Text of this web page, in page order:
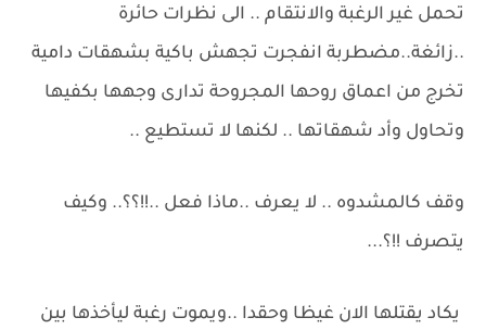
تحمل غير الرغبة والانتقام .. الى نظرات حائرة
..زائغة..مضطربة انفجرت تجهش باكية بشهقات دامية
تخرج من اعماق روحها المجروحة تدارى وجهها بكفيها
وتحاول وأد شهقاتها .. لكنها لا تستطيع ..
وقف كالمشدوه .. لا يعرف ..ماذا فعل ..!!؟؟.. وكيف
يتصرف !!؟...
يكاد يقتلها الان غيظا وحقدا ..ويموت رغبة ليأخذها بين